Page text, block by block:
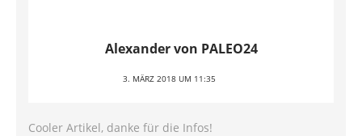
Alexander von PALEO24
3. MÄRZ 2018 UM 11:35
Cooler Artikel, danke für die Infos!